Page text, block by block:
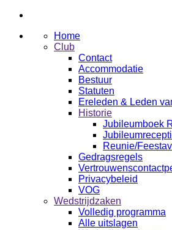
Home
Club
Contact
Accommodatie
Bestuur
Statuten
Ereleden & Leden
Historie
Jubileumboek
Reunie/
Gedragsregels
Privacybeleid
VOG
Wedstrijdzaken
Volledig programma
Alle uitslagen